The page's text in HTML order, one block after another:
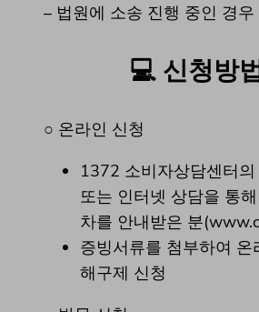
– 법원에 소송 진행 중인 경우
💻 신청방
○ 온라인 신청
1372 소비자상담센터
또는 인터넷 상담을 통
차를 안내받은 분
증빙서류를 첨부하여 온
해구제 신청